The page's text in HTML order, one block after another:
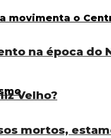
na época do
mortos,
Velho?